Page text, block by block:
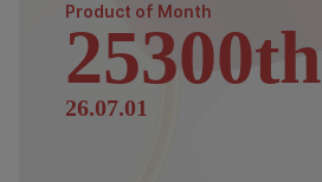
Product of Month
25300th
26.07.01